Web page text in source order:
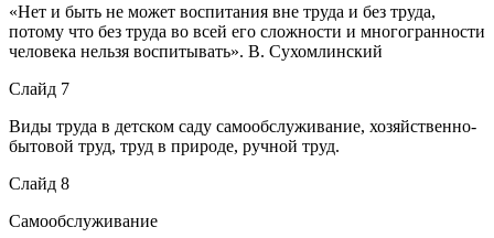
«Нет и быть не может воспитания вне труда и без труда,
потому что без труда во всей его сложности и многогранности
человека нельзя воспитывать». В. Сухомлинский
Слайд 7
Виды труда в детском саду самообслуживание, хозяйственно-
бытовой труд, труд в природе, ручной труд.
Слайд 8
Самообслуживание